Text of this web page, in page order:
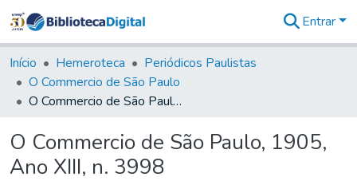
&
Coleções
Tudo na
Biblioteca
Estatísticas
Entrar
Início Hemeroteca
Periódicos Paulistas
O Commercio de São Paulo
O Commercio de São Paulo, 1905, Ano XIII, n. 3998
O Commercio de São Paulo, 1905,
Ano XIII, n. 3998